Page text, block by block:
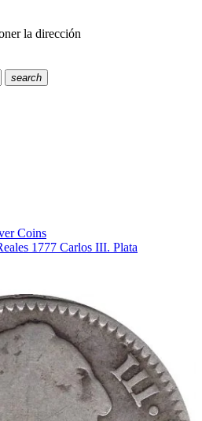
la dirección
search
Coins
1777 Carlos III. Plata